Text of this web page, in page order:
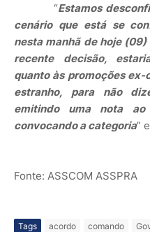
“Estamos
cenário que está se
nesta manhã de hoje
recente decisão,
quanto às promoções
estranho, para não
emitindo uma nota
convocando a categoria”
Fonte: ASSCOM ASSPRA
Tags acordo comando